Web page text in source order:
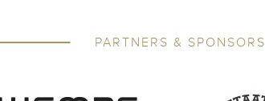
PARTNERS & SPONSORS